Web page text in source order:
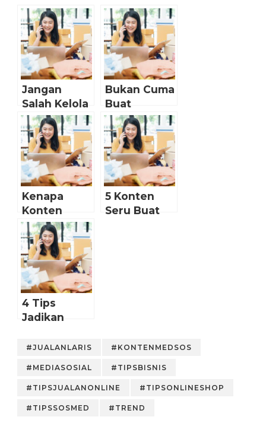
Jangan
Salah Kelola
Media Sosial
Toko Online-
mu! Cek
Tipsnya
Bukan Cuma
Buat
Senang-
senang, Ini
Pentingnya
Konten Fun
untuk
Sosmed
Jualan
Kenapa
Konten
Video
Penting
untuk Akun
Media Sosial
Toko
Online?
5 Konten
Seru Buat
4 Tips
Jadikan
Video
Maksimal
#JUALANLARIS #KONTENMEDSOS
#MEDIASOSIAL #TIPSBISNIS
#TIPSJUALANONLINE #TIPSONLINESHOP
#TIPSSOSMED #TREND